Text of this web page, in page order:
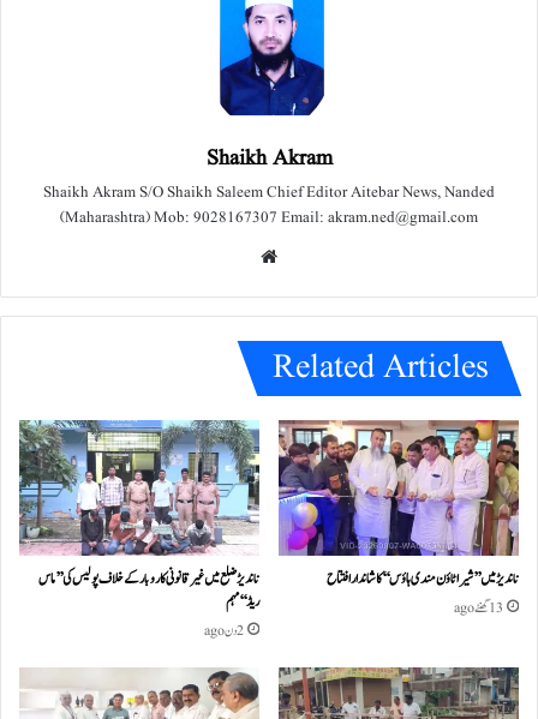
Shaikh Akram
Shaikh Akram S/O Shaikh Saleem Chief Editor Aitebar News, Nanded
(Maharashtra) Mob: 9028167307 Email: akram.ned@gmail.com
e
Related Articles
ناندیڑ میں ’’شیرا ٹاؤن مندی ہاؤس‘‘ کا شاندار افتتاح
13 گھنٹے ago
ناندیڑ ضلع میں غیر قانونی کاروبار کے خلاف پولیس کی ’’ماس
ریڈ‘‘ مہم
2 دن ago